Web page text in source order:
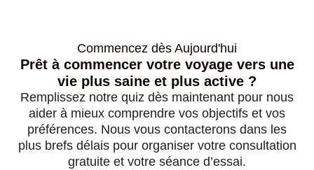
Commencez dès Aujourd'hui
Prêt à commencer votre voyage vers une
vie plus saine et plus active ?
Remplissez notre quiz dès maintenant pour nous
aider à mieux comprendre vos objectifs et vos
préférences. Nous vous contacterons dans les
plus brefs délais pour organiser votre consultation
gratuite et votre séance d’essai.